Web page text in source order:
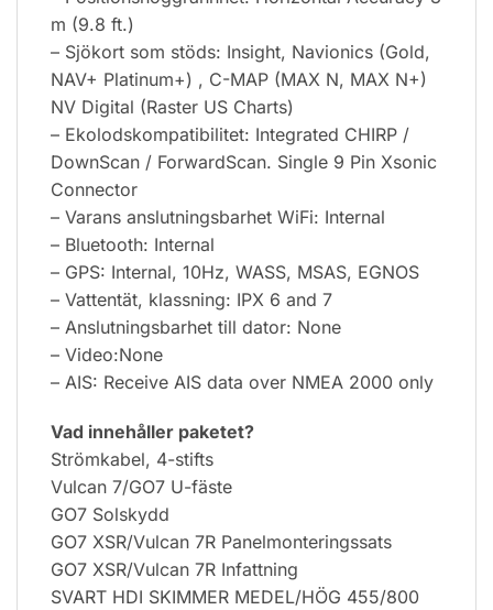
m (9.8 ft.)
– Sjökort som stöds: Insight, Navionics (Gold,
NAV+ Platinum+) , C-MAP (MAX N, MAX N+)
NV Digital (Raster US Charts)
– Ekolodskompatibilitet: Integrated CHIRP /
DownScan / ForwardScan. Single 9 Pin Xsonic
Connector
– Varans anslutningsbarhet WiFi: Internal
– Bluetooth: Internal
– GPS: Internal, 10Hz, WASS, MSAS, EGNOS
– Vattentät, klassning: IPX 6 and 7
– Anslutningsbarhet till dator: None
– Video:None
– AIS: Receive AIS data over NMEA 2000 only
Vad innehåller paketet?
Strömkabel, 4-stifts
Vulcan 7/GO7 U-fäste
GO7 Solskydd
GO7 XSR/Vulcan 7R Panelmonteringssats
GO7 XSR/Vulcan 7R Infattning
SVART HDI SKIMMER MEDEL/HÖG 455/800